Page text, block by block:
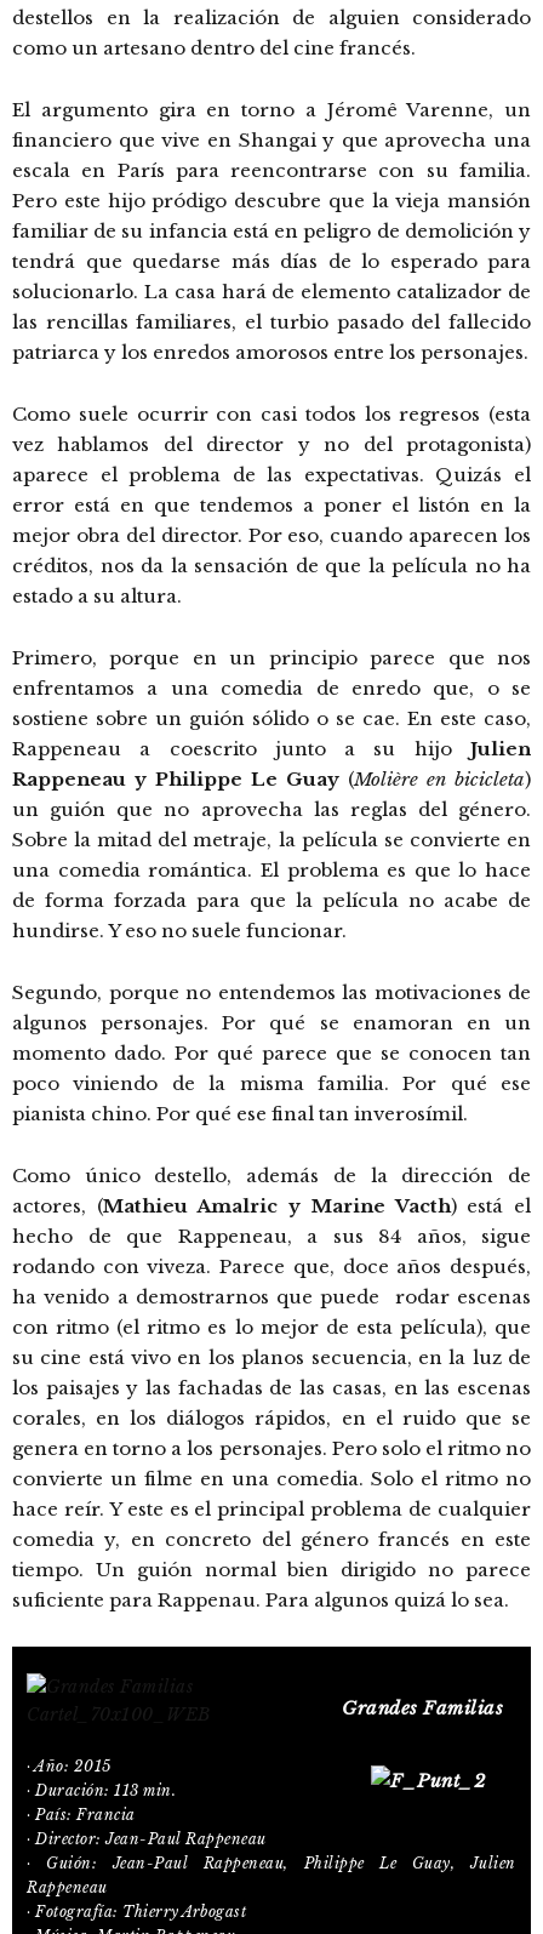
destellos en la realización de alguien considerado
como un artesano dentro del cine francés.
El argumento gira en torno a Jéromê Varenne, un
financiero que vive en Shangai y que aprovecha una
escala en París para reencontrarse con su familia.
Pero este hijo pródigo descubre que la vieja mansión
familiar de su infancia está en peligro de demolición y
tendrá que quedarse más días de lo esperado para
solucionarlo. La casa hará de elemento catalizador de
las rencillas familiares, el turbio pasado del fallecido
patriarca y los enredos amorosos entre los personajes.
Como suele ocurrir con casi todos los regresos (esta
vez hablamos del director y no del protagonista)
aparece el problema de las expectativas. Quizás el
error está en que tendemos a poner el listón en la
mejor obra del director. Por eso, cuando aparecen los
créditos, nos da la sensación de que la película no ha
estado a su altura.
Primero, porque en un principio parece que nos
enfrentamos a una comedia de enredo que, o se
sostiene sobre un guión sólido o se cae. En este caso,
Rappeneau a coescrito junto a su hijo Julien
Rappeneau y Philippe Le Guay (Molière en bicicleta)
un guión que no aprovecha las reglas del género.
Sobre la mitad del metraje, la película se convierte en
una comedia romántica. El problema es que lo hace
de forma forzada para que la película no acabe de
hundirse. Y eso no suele funcionar.
Segundo, porque no entendemos las motivaciones de
algunos personajes. Por qué se enamoran en un
momento dado. Por qué parece que se conocen tan
poco viniendo de la misma familia. Por qué ese
pianista chino. Por qué ese final tan inverosímil.
Como único destello, además de la dirección de
actores, (Mathieu Amalric y Marine Vacth) está el
hecho de que Rappeneau, a sus 84 años, sigue
rodando con viveza. Parece que, doce años después,
ha venido a demostrarnos que puede rodar escenas
con ritmo (el ritmo es lo mejor de esta película), que
su cine está vivo en los planos secuencia, en la luz de
los paisajes y las fachadas de las casas, en las escenas
corales, en los diálogos rápidos, en el ruido que se
genera en torno a los personajes. Pero solo el ritmo no
convierte un filme en una comedia. Solo el ritmo no
hace reír. Y este es el principal problema de cualquier
comedia y, en concreto del género francés en este
tiempo. Un guión normal bien dirigido no parece
suficiente para Rappenau. Para algunos quizá lo sea.
Grandes Familias
· Año: 2015
· Duración: 113 min.
· País: Francia
· Director: Jean-Paul Rappeneau
· Guión: Jean-Paul Rappeneau, Philippe Le Guay, Julien
Rappeneau
· Fotografía: Thierry Arbogast